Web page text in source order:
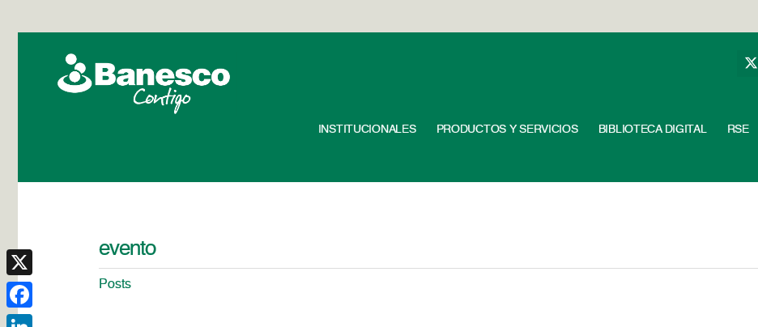
INSTITUCIONALES PRODUCTOS Y SERVICIOS BIBLIOTECA DIGITAL RSE
evento
Posts
X
Facebook